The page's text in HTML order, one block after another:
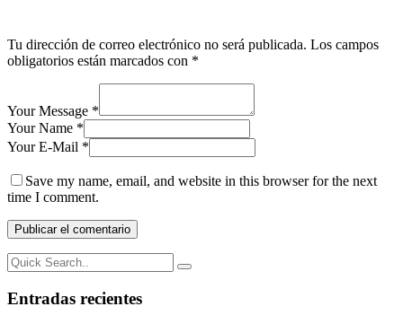
Tu dirección de correo electrónico no será publicada. Los campos
obligatorios están marcados con *
Your Message *
Your Name *
Your E-Mail *
Save my name, email, and website in this browser for the next
time I comment.
Entradas recientes